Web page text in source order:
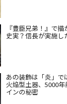
『豊臣兄弟！』で
史実？信長が実施
あの装飾は「炎」で
火焔型土器、5000
インの秘密